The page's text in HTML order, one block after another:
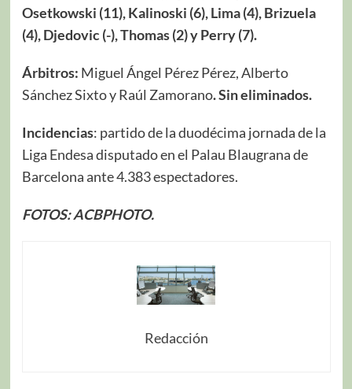
Osetkowski (11), Kalinoski (6), Lima (4), Brizuela
(4), Djedovic (-), Thomas (2) y Perry (7).
Árbitros: Miguel Ángel Pérez Pérez, Alberto
Sánchez Sixto y Raúl Zamorano. Sin eliminados.
Incidencias: partido de la duodécima jornada de la
Liga Endesa disputado en el Palau Blaugrana de
Barcelona ante 4.383 espectadores.
FOTOS: ACBPHOTO.
Redacción